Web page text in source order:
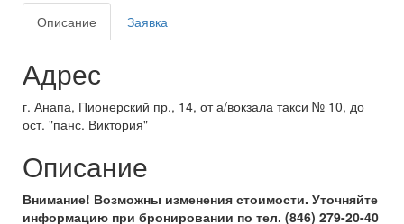
Описание Заявка
Адрес
г. Анапа, Пионерский пр., 14, от а/вокзала такси № 10, до
ост. "панс. Виктория"
Описание
Внимание! Возможны изменения стоимости. Уточняйте
информацию при бронировании по тел. (846) 279-20-40